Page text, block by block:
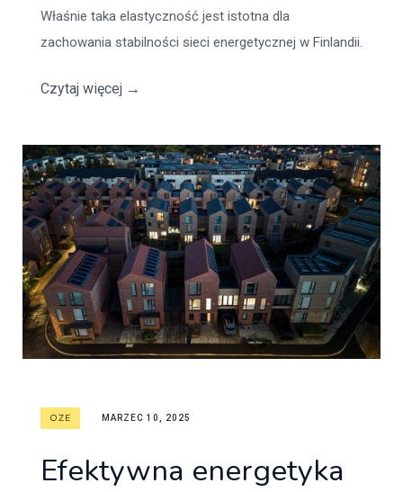
Właśnie taka elastyczność jest istotna dla
zachowania stabilności sieci energetycznej w Finlandii.
Czytaj więcej →
OZE MARZEC 10, 2025
Efektywna energetyka